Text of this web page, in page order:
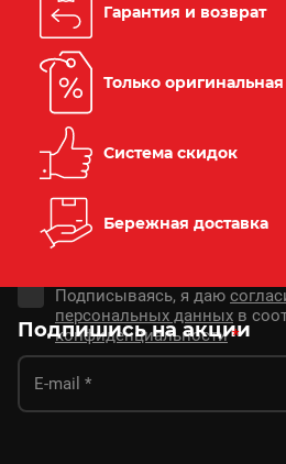
Гарантия и возврат
Только
Система скидок
Бережная доставка
Подпишись на акции
Подписываясь, я даю
персональных данных в
конфиденциальности *